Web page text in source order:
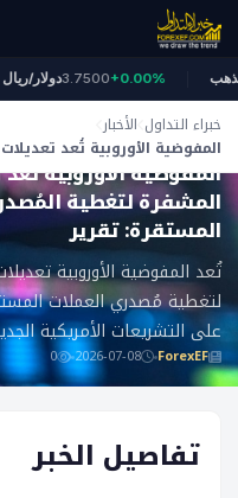
دولار/3.7500+0.00% الذهب
خبراء التداول الأخبار
المفوضية الأوروبية تُعد
لتغطية المُصدرين غير
ForexEF
المفوضية الأوروبية
المشفرة لتغطية
المستقرة: تقرير
تُعد المفوضية الأوروبية
لتغطية مُصدري العملات
على التشريعات الأمريكية
ForexEF
2026-07-08
0
تفاصيل الخبر